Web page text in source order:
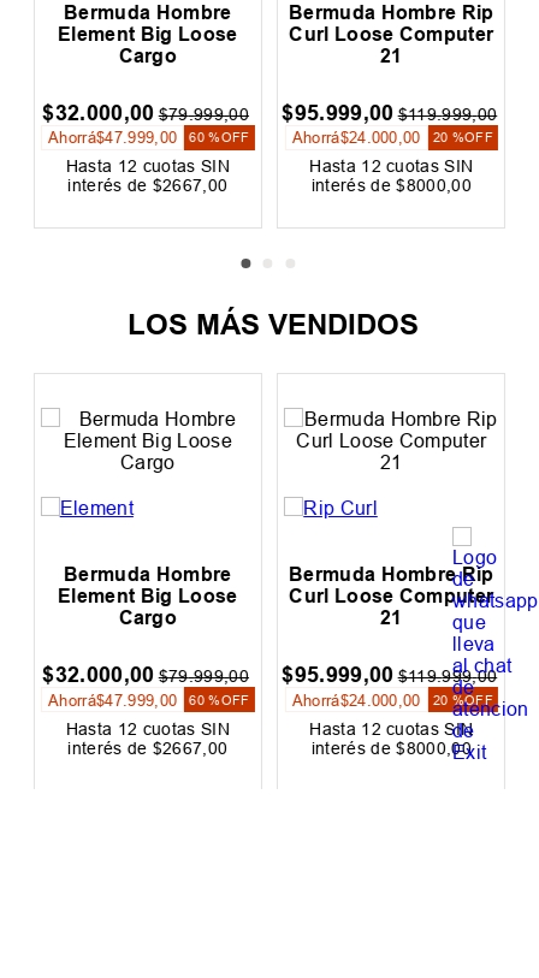
Bermuda Hombre
Element Big Loose
Cargo
$32.000,00 $79.999,00
Ahorrá$47.999,00 60 %OFF
Hasta 12 cuotas SIN
interés de $2667,00
Bermuda Hombre Rip
Curl Loose Computer
21
$95.999,00 $119.999,00
Ahorrá$24.000,00 20 %OFF
Hasta 12 cuotas SIN
interés de$8000,00
LOS MÁS VENDIDOS
Bermuda Hombre
Element Big Loose
Cargo
$32.000,00 $79.999,00
Ahorrá$47.999 00 60 %OFF
Hasta 12 cuotas SIN
interés de $2667 00
Bermuda Hombre Rip
Curl Loose Computer
21
$95.999,00 $119.999,00
Ahorrá$24 000 ,00 20 %OFF
Hasta 12 cuotas SIN
interés de$8000 ,00